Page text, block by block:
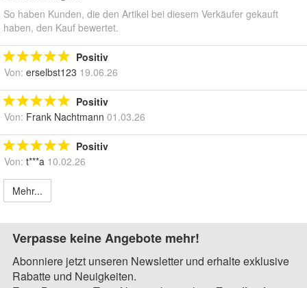
So haben Kunden, die den Artikel bei diesem Verkäufer gekauft
haben, den Kauf bewertet.
Positiv
Von: erselbst123 19.06.26
Positiv
Von: Frank Nachtmann 01.03.26
Positiv
Von: t***a 10.02.26
Mehr...
Verpasse keine Angebote mehr!
Abonniere jetzt unseren Newsletter und erhalte exklusive
Rabatte und Neuigkeiten.